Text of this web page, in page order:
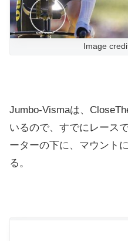
Image
Jumbo-Vismaは、
いるので、すでにレース
ーターの下に、マウント
る。